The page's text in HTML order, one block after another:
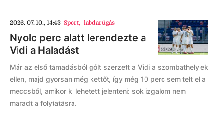
2026. 07. 10., 14:43 Sport, labdarúgás
Nyolc perc alatt lerendezte a
Vidi a Haladást
Már az első támadásból gólt szerzett a Vidi a szombathelyiek
ellen, majd gyorsan még kettőt, így még 10 perc sem telt el a
meccsből, amikor ki lehetett jelenteni: sok izgalom nem
maradt a folytatásra.